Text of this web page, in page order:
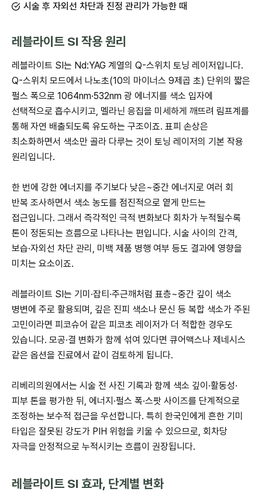
시술 후 자외선 차단과 진정 관리가 가능한 때
레블라이트 SI 작용 원리
레블라이트 SI는 Nd:YAG 계열의 Q-스위치 토닝 레이저입니다.
Q-스위치 모드에서 나노초(10의 마이너스 9제곱 초) 단위의 짧은
펄스 폭으로 1064nm·532nm 광 에너지를 색소 입자에
선택적으로 흡수시키고, 멜라닌 응집을 미세하게 깨뜨려 림프계를
통해 자연 배출되도록 유도하는 구조이죠. 표피 손상은
최소화하면서 색소만 골라 다루는 것이 토닝 레이저의 기본 작용
원리입니다.
한 번에 강한 에너지를 주기보다 낮은~중간 에너지로 여러 회
반복 조사하면서 색소 농도를 점진적으로 옅게 만드는
접근입니다. 그래서 즉각적인 극적 변화보다 회차가 누적될수록
톤이 정돈되는 흐름으로 나타나는 편입니다. 시술 사이의 간격,
보습·자외선 차단 관리, 미백 제품 병행 여부 등도 결과에 영향을
미치는 요소이죠.
레블라이트 SI는 기미·잡티·주근깨처럼 표층~중간 깊이 색소
병변에 주로 활용되며, 깊은 진피 색소나 문신 등 복합 색소가 주된
고민이라면 피코슈어 같은 피코초 레이저가 더 적합한 경우도
있습니다. 모공·결 변화가 함께 섞여 있다면 큐어맥스나 제네시스
같은 옵션을 진료에서 같이 검토하게 됩니다.
리베리의원에서는 시술 전 사진 기록과 함께 색소 깊이·활동성·
피부 톤을 평가한 뒤, 에너지·펄스 폭·스팟 사이즈를 단계적으로
조정하는 보수적 접근을 우선합니다. 특히 한국인에게 흔한 기미
타입은 잘못된 강도가 PIH 위험을 키울 수 있으므로, 회차당
자극을 안정적으로 누적시키는 흐름이 권장됩니다.
레블라이트 SI 효과, 단계별 변화